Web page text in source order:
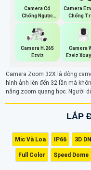
Camera Có
Chống Ngược
Sáng Ezviz
Camera
Chống
Camera H.265
Ezviz
Camera
Ezviz
Độ
Camera Zoom 32X là dòng
hình ảnh lên đến 32 lần mà
năng zoom quang học. Người
sắc nét, giúp tăng cường hiệu
LẮP
Mic Và Loa IP66 3D
Full Color Speed Dome